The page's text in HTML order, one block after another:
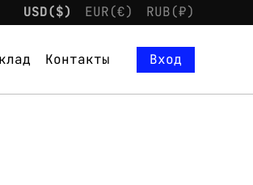
USD($) EUR(€) RUB(₽)
Контакты
Вход